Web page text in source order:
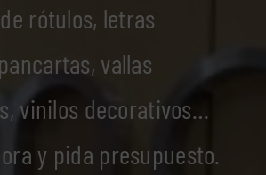
rótulos, letras
vallas
vinilos decorativos…
y pida presupuesto.